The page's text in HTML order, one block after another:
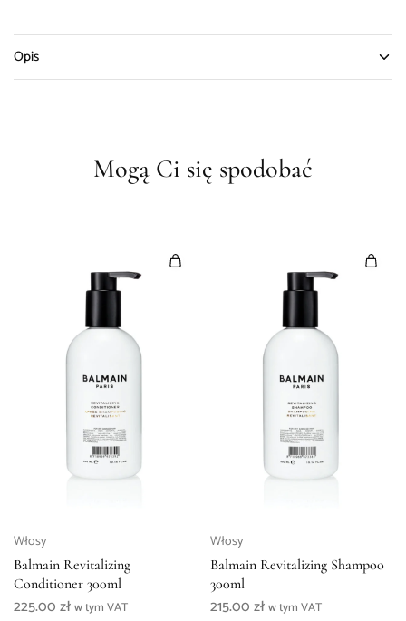
Opis
Mogą Ci się spodobać
Włosy
Balmain Revitalizing
Conditioner 300ml
225.00złw tym VAT
Włosy
Balmain Revitalizing Shampoo
300ml
215.00zł w tym VAT